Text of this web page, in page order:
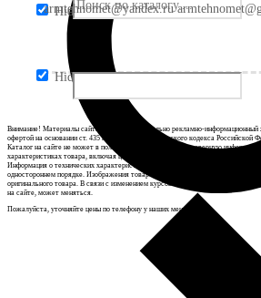
Hidden label
Hidden label
armtehnomet@yandex.ru
Внимание! Материалы сайта носят исключительно рекламно-информационный
офертой на основании ст. 435 и ст. 437 п. 2 Гражданского кодекса Российской
Каталог на сайте не может в полной мере передавать достоверную
характеристиках товара, включая цвета, размеры и формы.
Информация о технических характеристиках товаров, указанная на сайте,
одностороннем порядке. Изображения товаров на фотографиях,
оригинального товара. В связи с изменением курсов валют и цен поставщиков
на сайте, может меняться.
Пожалуйста, уточняйте цены по телефону у наших менеджеров.